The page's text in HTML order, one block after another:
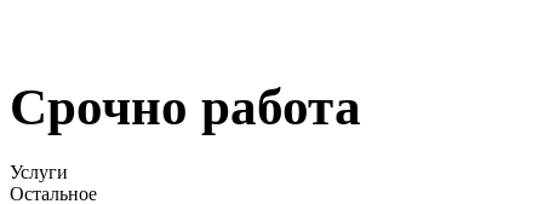
Срочно работа
Услуги
Остальное